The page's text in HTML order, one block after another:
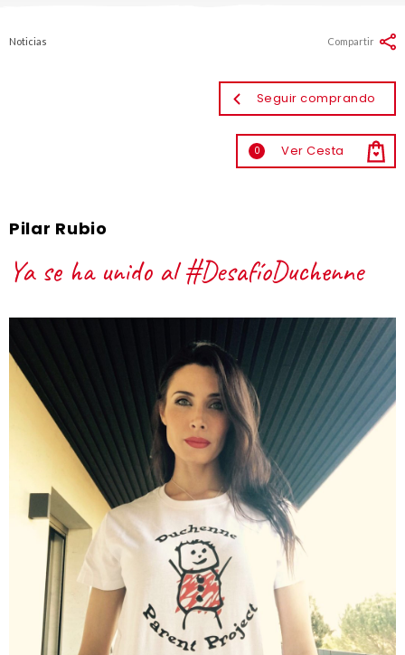
Noticias
Seguir comprando
0 Ver Cesta
Compartir
Pilar Rubio
Ya se ha unido al #DesafíoDuchenne